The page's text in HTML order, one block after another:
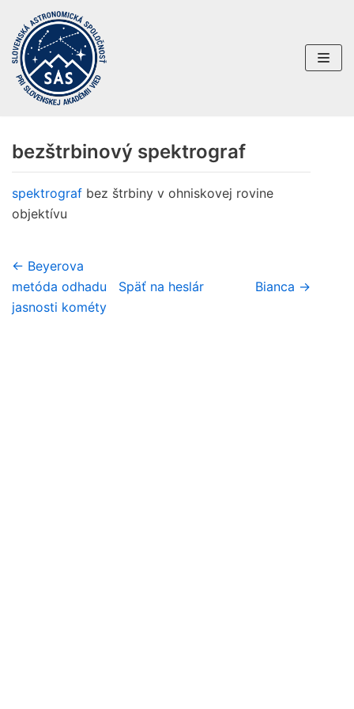
Preskočiť
na
obsah
bezštrbinový spektrograf
spektrograf bez štrbiny v ohniskovej rovine
objektívu
← Beyerova
metóda odhadu
jasnosti kométy
Späť na heslár Bianca →